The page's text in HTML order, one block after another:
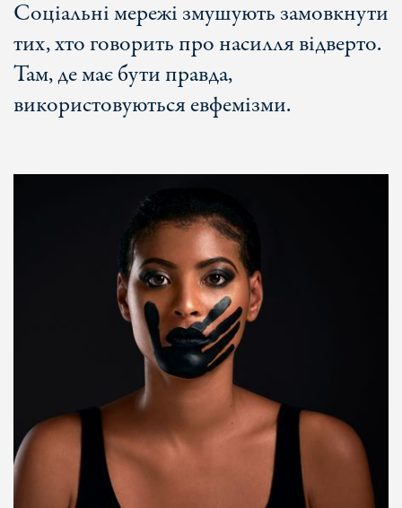
Соціальні мережі змушують замовкнути
тих, хто говорить про насилля відверто.
Там, де має бути правда,
використовуються евфемізми.